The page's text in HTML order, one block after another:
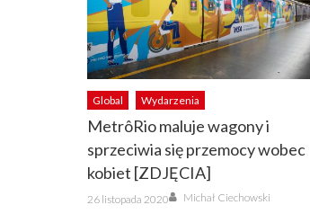
Global Wydarzenia
MetrôRio maluje wagony i
sprzeciwia się przemocy wobec
kobiet [ZDJĘCIA]
Posted
on
26 listopada 2020 Author
Michał Ciechowski